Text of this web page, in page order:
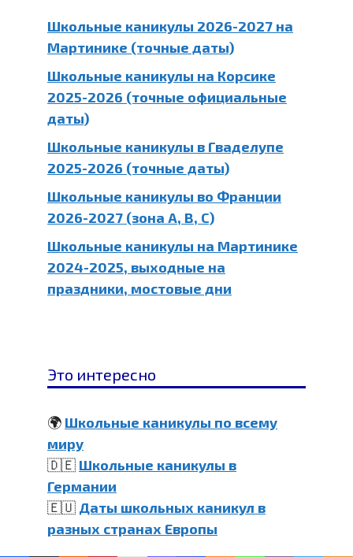
Школьные каникулы 2026-2027 на
Мартинике (точные даты)
Школьные каникулы на Корсике
2025-2026 (точные официальные
даты)
Школьные каникулы в Гваделупе
2025-2026 (точные даты)
Школьные каникулы во Франции
2026-2027 (зона A, B, C)
Школьные каникулы на Мартинике
2024-2025, выходные на
праздники, мостовые дни
Это интересно
🌍 Школьные каникулы по всему
миру
🇩🇪 Школьные каникулы в
Германии
🇪🇺 Даты школьных каникул в
разных странах Европы